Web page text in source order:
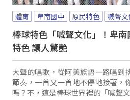
體育 卑南國中 原民特色 喊聲文
棒球特色「喊聲文化」！卑
特色 讓人驚艷
大聲的唱歌，從阿美族語一路唱到
節奏，一首又一首地不停地接著，
嗎？不，這是棒球世界裡的「喊聲